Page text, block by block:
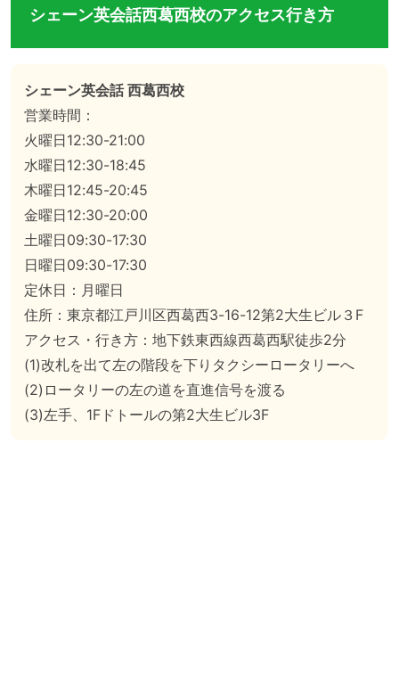
シェーン英会話西葛西校のアクセス行き方
シェーン英会話 西葛西校
営業時間：
火曜日12:30-21:00
水曜日12:30-18:45
木曜日12:45-20:45
金曜日12:30-20:00
土曜日09:30-17:30
日曜日09:30-17:30
定休日：月曜日
住所：東京都江戸川区西葛西3-16-12第2大生ビル３F
アクセス・行き方：地下鉄東西線西葛西駅徒歩2分
(1)改札を出て左の階段を下りタクシーロータリーへ
(2)ロータリーの左の道を直進信号を渡る
(3)左手、1Fドトールの第2大生ビル3F